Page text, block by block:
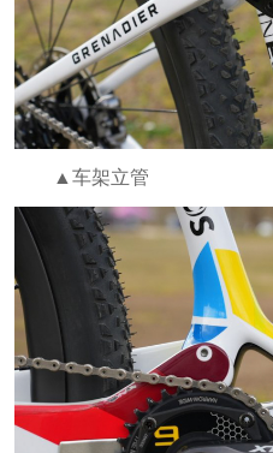
▲车架立管